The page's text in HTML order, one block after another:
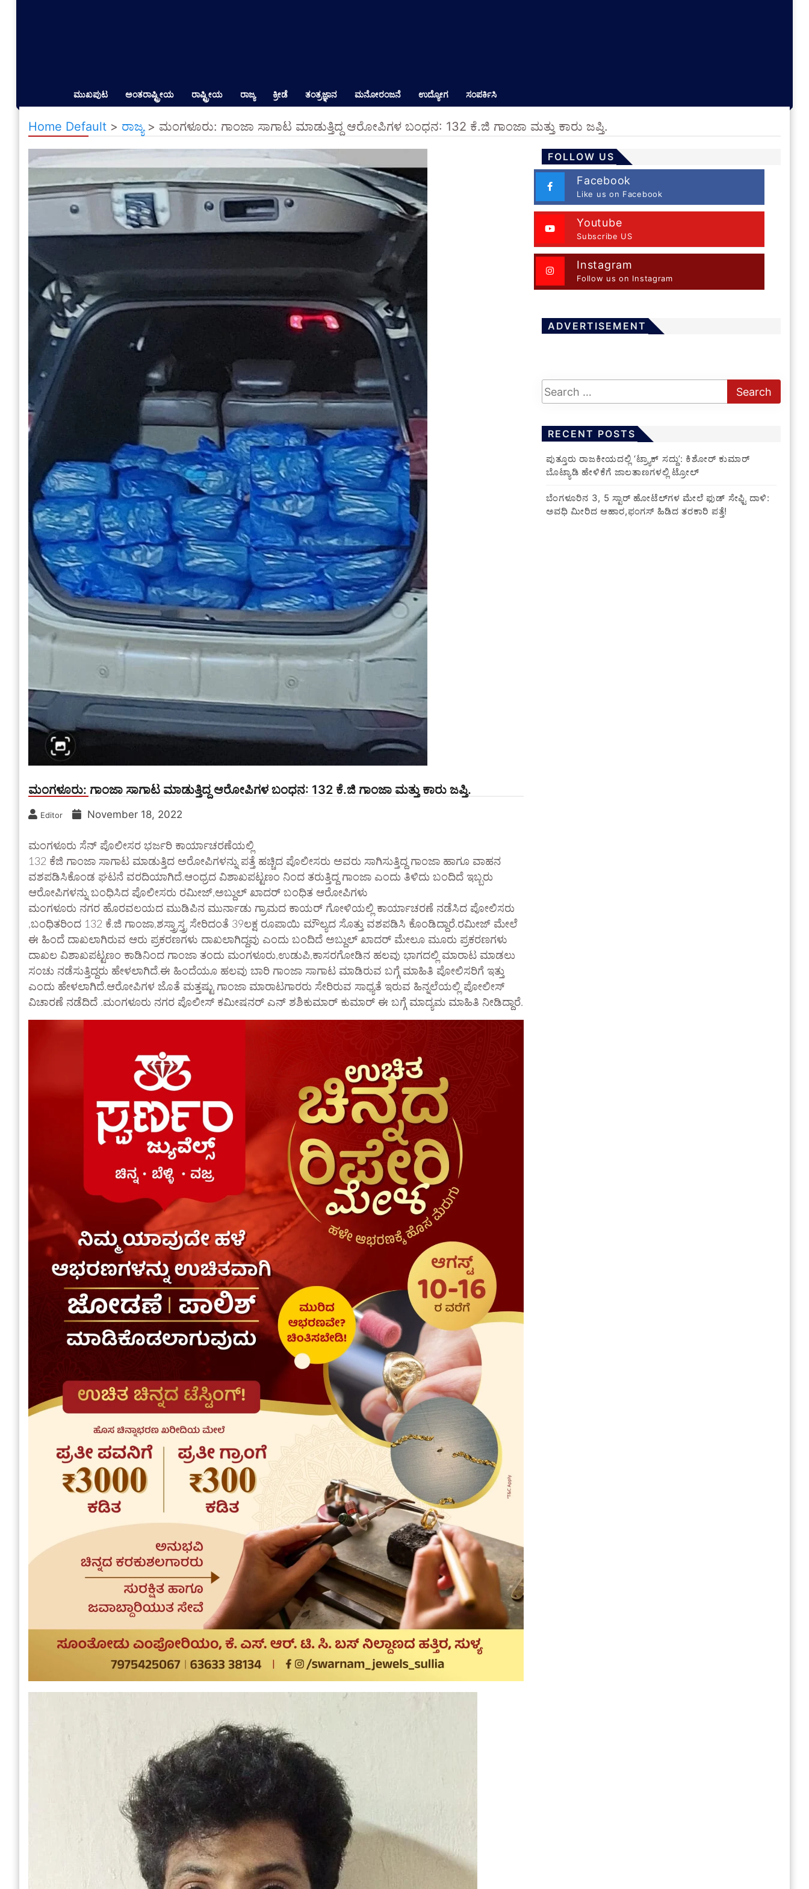
ಮುಖಪುಟ ಅಂತರಾಷ್ಟ್ರೀಯ ರಾಷ್ಟ್ರೀಯ ರಾಜ್ಯ ಕ್ರೀಡೆ ತಂತ್ರಜ್ಞಾನ ಮನೋರಂಜನೆ ಉದ್ಯೋಗ ಸಂಪರ್ಕಿಸಿ
Home Default > ರಾಜ್ಯ> ಮಂಗಳೂರು: ಗಾಂಜಾ ಸಾಗಾಟ ಮಾಡುತ್ತಿದ್ದ ಆರೋಪಿಗಳ ಬಂಧನ: 132 ಕೆ.ಜಿ ಗಾಂಜಾ ಮತ್ತು ಕಾರು ಜಪ್ತಿ.
ಮಂಗಳೂರು: ಗಾಂಜಾ ಸಾಗಾಟ ಮಾಡುತ್ತಿದ್ದ ಆರೋಪಿಗಳ ಬಂಧನ: 132 ಕೆ.ಜಿ ಗಾಂಜಾ ಮತ್ತು ಕಾರು ಜಪ್ತಿ.
Editor November 18, 2022
ಮಂಗಳೂರು ಸೆನ್ ಪೊಲೀಸರ ಭರ್ಜರಿ ಕಾರ್ಯಾಚರಣೆಯಲ್ಲಿ
132 ಕೆಜಿ ಗಾಂಜಾ ಸಾಗಾಟ ಮಾಡುತ್ತಿದ ಅರೋಪಿಗಳನ್ನು ಪತ್ತೆ ಹಚ್ಚಿದ ಪೊಲೀಸರು ಅವರು ಸಾಗಿಸುತ್ತಿದ್ದ ಗಾಂಜಾ ಹಾಗೂ ವಾಹನ
ವಶಪಡಿಸಿಕೊಂಡ ಘಟನೆ ವರದಿಯಾಗಿದೆ.ಆಂಧ್ರದ ವಿಶಾಖಪಟ್ಟಣಂ ನಿಂದ ತರುತ್ತಿದ್ದ ಗಾಂಜಾ ಎಂದು ತಿಳಿದು ಬಂದಿದೆ ಇಬ್ಬರು
ಆರೋಪಿಗಳನ್ನು ಬಂಧಿಸಿದ ಪೊಲೀಸರು ರಮೀಜ್,ಅಬ್ದುಲ್ ಖಾದರ್ ಬಂಧಿತ ಆರೋಪಿಗಳು
ಮಂಗಳೂರು ನಗರ ಹೊರವಲಯದ ಮುಡಿಪಿನ ಮುರ್ನಾಡು ಗ್ರಾಮದ ಕಾಯರ್ ಗೋಳಿಯಲ್ಲಿ ಕಾರ್ಯಾಚರಣೆ ನಡೆಸಿದ ಪೋಲಿಸರು
,ಬಂಧಿತರಿಂದ 132 ಕೆ.ಜಿ ಗಾಂಜಾ,ಶಸ್ತ್ರಾಸ್ತ್ರ ಸೇರಿದಂತೆ 39ಲಕ್ಷ ರೂಪಾಯಿ ಮೌಲ್ಯದ ಸೊತ್ತು ವಶಪಡಿಸಿ ಕೊಂಡಿದ್ದಾರೆ.ರಮೀಜ್ ಮೇಲೆ
ಈ ಹಿಂದೆ ದಾಖಲಾಗಿರುವ ಆರು ಪ್ರಕರಣಗಳು ದಾಖಲಾಗಿದ್ದವು ಎಂದು ಬಂದಿದೆ ಅಬ್ದುಲ್ ಖಾದರ್ ಮೇಲೂ ಮೂರು ಪ್ರಕರಣಗಳು
ದಾಖಲ ವಿಶಾಖಪಟ್ಟಣಂ ಕಾಡಿನಿಂದ ಗಾಂಜಾ ತಂದು ಮಂಗಳೂರು,ಉಡುಪಿ,ಕಾಸರಗೋಡಿನ ಹಲವು ಭಾಗದಲ್ಲಿ ಮಾರಾಟ ಮಾಡಲು
ಸಂಚು ನಡೆಸುತ್ತಿದ್ದರು ಹೇಳಲಾಗಿದೆ.ಈ ಹಿಂದೆಯೂ ಹಲವು ಬಾರಿ ಗಾಂಜಾ ಸಾಗಾಟ ಮಾಡಿರುವ ಬಗ್ಗೆ ಮಾಹಿತಿ ಪೋಲಿಸರಿಗೆ ಇತ್ತು
ಎಂದು ಹೇಳಲಾಗಿದೆ.ಆರೋಪಿಗಳ ಜೊತೆ ಮತ್ತಷ್ಟು ಗಾಂಜಾ ಮಾರಾಟಗಾರರು ಸೇರಿರುವ ಸಾಧ್ಯತೆ ಇರುವ ಹಿನ್ನಲೆಯಲ್ಲಿ ಪೋಲೀಸ್
ವಿಚಾರಣೆ ನಡೆದಿದೆ .ಮಂಗಳೂರು ನಗರ ಪೊಲೀಸ್ ಕಮೀಷನರ್ ಎನ್ ಶಶಿಕುಮಾರ್ ಕುಮಾರ್ ಈ ಬಗ್ಗೆ ಮಾದ್ಯಮ ಮಾಹಿತಿ ನೀಡಿದ್ದಾರೆ.
FOLLOW US
Facebook
Like us on Facebook
Youtube
Subscribe US
Instagram
Follow us on Instagram
ADVERTISEMENT
RECENT POSTS
ಪುತ್ತೂರು ರಾಜಕೀಯದಲ್ಲಿ ‘ಟ್ರ್ಯಾಕ್ ಸದ್ದು’: ಕಿಶೋರ್ ಕುಮಾರ್
ಬೊಟ್ಯಾಡಿ ಹೇಳಿಕೆಗೆ ಜಾಲತಾಣಗಳಲ್ಲಿ ಟ್ರೋಲ್
​ಬೆಂಗಳೂರಿನ 3, 5 ಸ್ಟಾರ್ ಹೋಟೆಲ್‌ಗಳ ಮೇಲೆ ಫುಡ್ ಸೇಫ್ಟಿ ದಾಳಿ:
ಅವಧಿ ಮೀರಿದ ಆಹಾರ,ಫಂಗಸ್ ಹಿಡಿದ ತರಕಾರಿ ಪತ್ತೆ!